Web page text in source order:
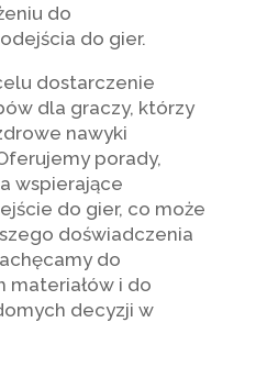
do
do gier.
dostarczenie
dla graczy, którzy
nawyki
porady,
wspierające
do gier, co może
doświadczenia
do
materiałów i do
decyzji w